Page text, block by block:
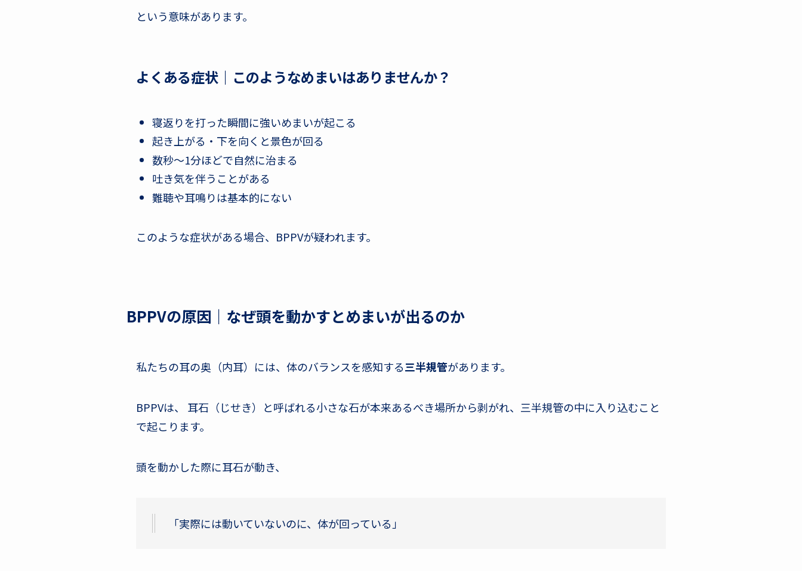
という意味があります。
よくある症状｜このようなめまいはありませんか？
寝返りを打った瞬間に強いめまいが起こる
起き上がる・下を向くと景色が回る
数秒〜1分ほどで自然に治まる
吐き気を伴うことがある
難聴や耳鳴りは基本的にない
このような症状がある場合、BPPVが疑われます。
BPPVの原因｜なぜ頭を動かすとめまいが出るのか
私たちの耳の奥（内耳）には、体のバランスを感知する三半規管があります。
BPPVは、 耳石（じせき）と呼ばれる小さな石が本来あるべき場所から剥がれ、三半規管の中に入り込むこと
で起こります。
頭を動かした際に耳石が動き、
「実際には動いていないのに、体が回っている」